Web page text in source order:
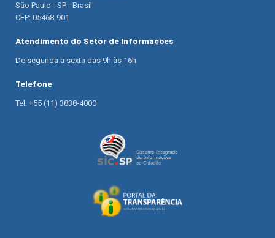
São Paulo - SP - Brasil
CEP: 05468-901
Atendimento do Setor de Informações
De segunda a sexta das 9h às 16h
Telefone
Tel. +55 (11) 3838-4000